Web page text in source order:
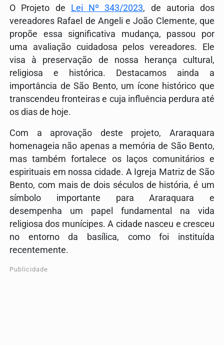
O Projeto de Lei Nº 343/2023, de autoria dos
vereadores Rafael de Angeli e João Clemente, que
propõe essa significativa mudança, passou por
uma avaliação cuidadosa pelos vereadores. Ele
visa à preservação de nossa herança cultural,
religiosa e histórica. Destacamos ainda a
importância de São Bento, um ícone histórico que
transcendeu fronteiras e cuja influência perdura até
os dias de hoje.
Com a aprovação deste projeto, Araraquara
homenageia não apenas a memória de São Bento,
mas também fortalece os laços comunitários e
espirituais em nossa cidade. A Igreja Matriz de São
Bento, com mais de dois séculos de história, é um
símbolo importante para Araraquara e
desempenha um papel fundamental na vida
religiosa dos munícipes. A cidade nasceu e cresceu
no entorno da basílica, como foi instituída
recentemente.
Publicidade